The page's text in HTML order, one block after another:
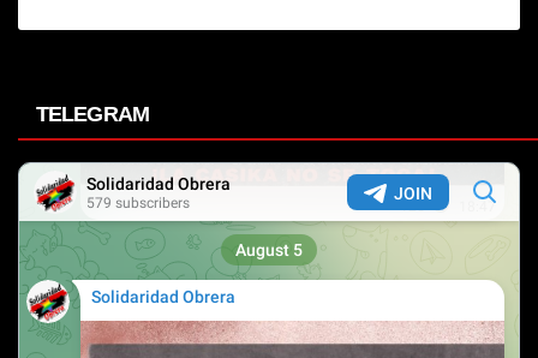
TELEGRAM